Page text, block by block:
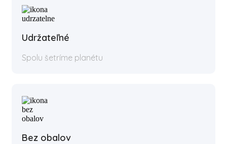
Udržateľné
Spolu šetríme planétu
Bez obalov